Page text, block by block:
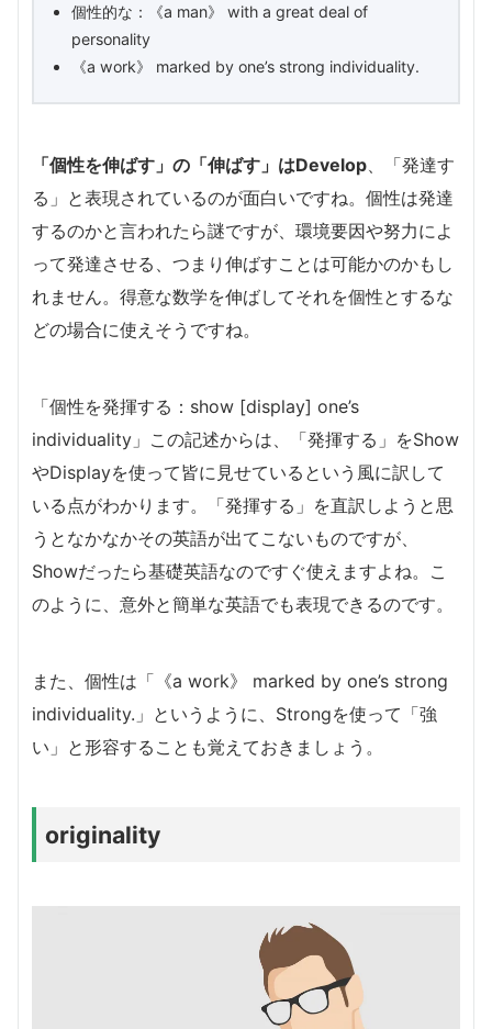
個性的な：《a man》 with a great deal of
personality
《a work》 marked by one’s strong individuality.
「個性を伸ばす」の「伸ばす」はDevelop 、「発達す
る」と表現されているのが面白いですね。個性は発達
するのかと言われたら謎ですが、環境要因や努力によ
って発達させる、つまり伸ばすことは可能かのかもし
れません。得意な数学を伸ばしてそれを個性とするな
どの場合に使えそうですね。
「個性を発揮する：show [display] one’s
individuality」この記述からは、「発揮する」をShow
やDisplayを使って皆に見せているという風に訳して
いる点がわかります。「発揮する」を直訳しようと思
うとなかなかその英語が出てこないものですが、
Showだったら基礎英語なのですぐ使えますよね。こ
のように、意外と簡単な英語でも表現できるのです。
また、個性は「《a work》 marked by one’s strong
individuality.」というように、Strongを使って「強
い」と形容することも覚えておきましょう。
originality